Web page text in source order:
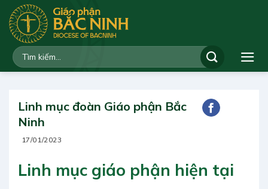
qua
dung
Linh mục đoàn Giáo phận Bắc
Ninh
17/01/2023
Linh mục giáo phận hiện tại